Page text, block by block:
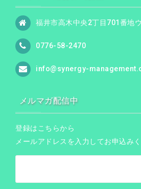
福井市高木中央2丁目701番地
0776-58-2470
info@synergy-
メルマガ配信中
登録はこちらから
メールアドレスを入力してお申込みく